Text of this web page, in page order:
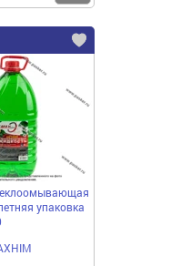
упаковка